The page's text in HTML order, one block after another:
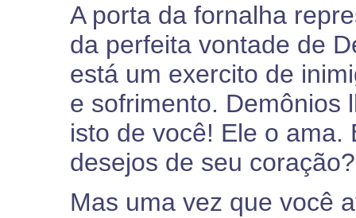
A porta da fornalha
da perfeita vontade de
está um exercito de
e sofrimento. Demônios
isto de você! Ele o ama.
desejos de seu
Mas uma vez que você